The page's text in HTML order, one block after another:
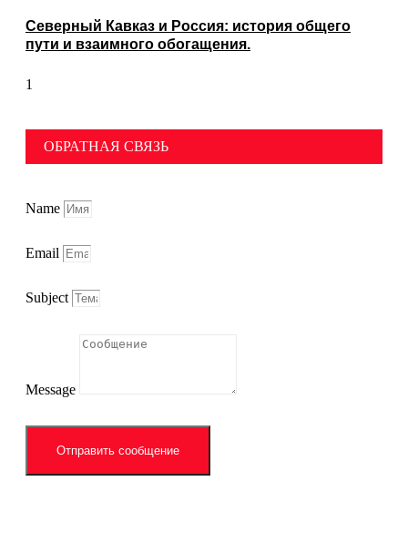
Северный Кавказ и Россия: история общего
пути и взаимного обогащения.
ОБРАТНАЯ СВЯЗЬ
Name
Email
Subject
Message
Отправить сообщение